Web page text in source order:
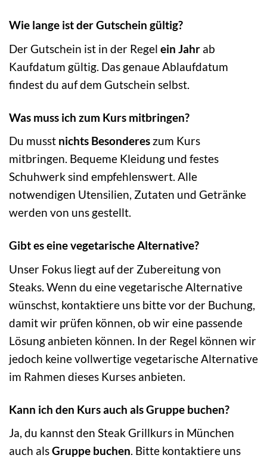
Wie lange ist der Gutschein gültig?
Der Gutschein ist in der Regel ein Jahr ab
Kaufdatum gültig. Das genaue Ablaufdatum
findest du auf dem Gutschein selbst.
Was muss ich zum Kurs mitbringen?
Du musst nichts Besonderes zum Kurs
mitbringen. Bequeme Kleidung und festes
Schuhwerk sind empfehlenswert. Alle
notwendigen Utensilien, Zutaten und Getränke
werden von uns gestellt.
Gibt es eine vegetarische Alternative?
Unser Fokus liegt auf der Zubereitung von
Steaks. Wenn du eine vegetarische Alternative
wünschst, kontaktiere uns bitte vor der Buchung,
damit wir prüfen können, ob wir eine passende
Lösung anbieten können. In der Regel können wir
jedoch keine vollwertige vegetarische Alternative
im Rahmen dieses Kurses anbieten.
Kann ich den Kurs auch als Gruppe buchen?
Ja, du kannst den Steak Grillkurs in München
auch alsGruppe buchen. Bitte kontaktiere uns